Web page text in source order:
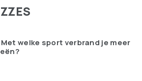
welke sport verbrand je meer